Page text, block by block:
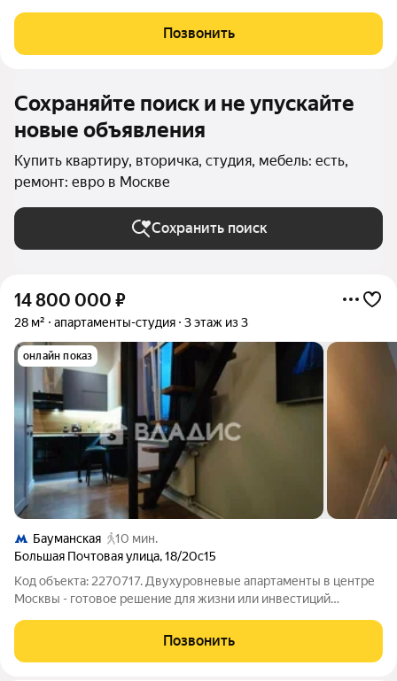
монолитного здания, построенного в 2024 году. Общая
площадь студии составляет 22.9 кв.
Позвонить
Сохраняйте поиск и не упускайте
новые объявления
Купить квартиру, вторичка, студия, мебель: есть,
ремонт: евро в Москве
Сохранить поиск
14 800 000 ₽
28 м² апартаменты-студия 3 этаж из 3
онлайн показ
Бауманская
10 мин.
Большая Почтовая улица,18/20с15
Код объекта: 2270717. Двухуровневые апартаменты в центре
Москвы - готовое решение для жизни или инвестиций
площадью 28 м с современным евроремонтом в новом
кирпичном по адресу: ул. Большая Почтовая,
Позвонить